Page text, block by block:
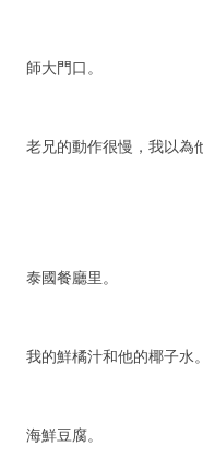
師大門口。
老兄的動作很慢，我以為
泰國餐廳里。
我的鮮橘汁和他的椰子水。
海鮮豆腐。